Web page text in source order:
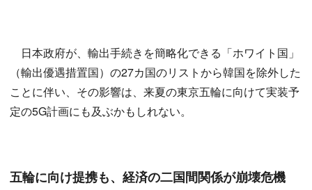
日本政府が、輸出手続きを簡略化できる「ホワイト国」
（輸出優遇措置国）の27カ国のリストから韓国を除外した
ことに伴い、その影響は、来夏の東京五輪に向けて実装予
定の5G計画にも及ぶかもしれない。
五輪に向け提携も、経済の二国間関係が崩壊危機